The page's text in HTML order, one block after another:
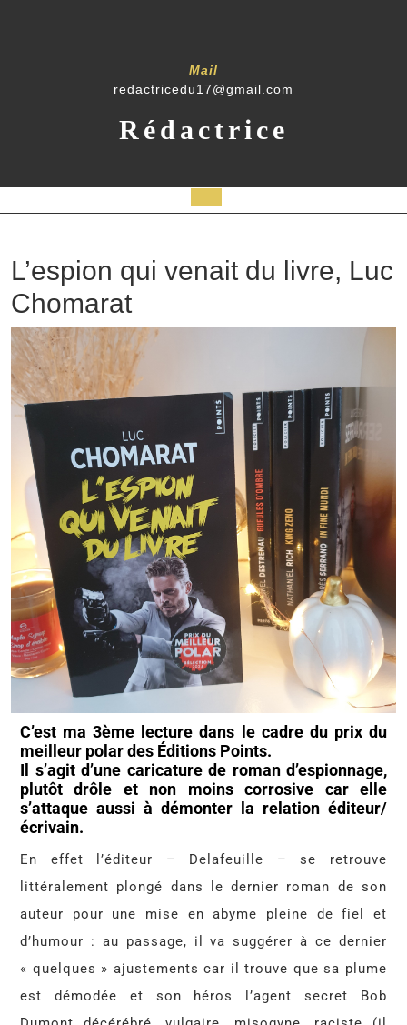
Mail
redactricedu17@gmail.com
Rédactrice
L’espion qui venait du livre, Luc
Chomarat
C’est ma 3ème lecture dans le cadre du prix du
meilleur polar des Éditions Points.
Il s’agit d’une caricature de roman d’espionnage,
plutôt drôle et non moins corrosive car elle
s’attaque aussi à démonter la relation éditeur/
écrivain.
En effet l’éditeur – Delafeuille – se retrouve
littéralement plongé dans le dernier roman de son
auteur pour une mise en abyme pleine de fiel et
d’humour : au passage, il va suggérer à ce dernier
« quelques » ajustements car il trouve que sa plume
est démodée et son héros l’agent secret Bob